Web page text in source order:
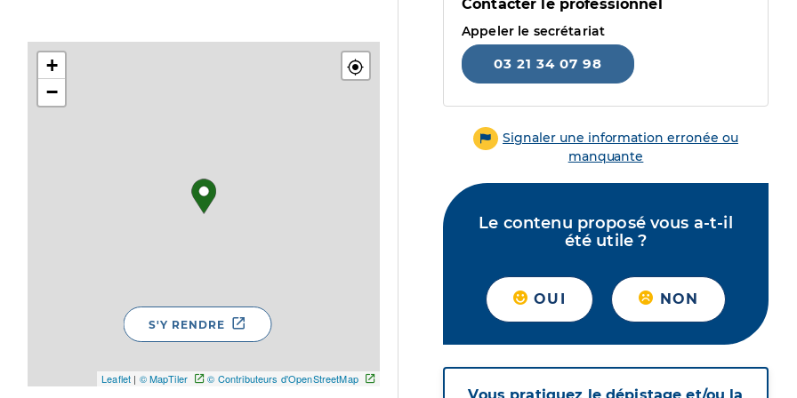
+
−
Leaflet | © MapTiler © Contributeurs d'OpenStreetMap
S'Y RENDRE
Contacter le professionnel
Appeler le secrétariat
03 21 34 07 98
Signaler une information erronée ou
manquante
Le contenu proposé vous a-t-il
été utile ?
OUI NON